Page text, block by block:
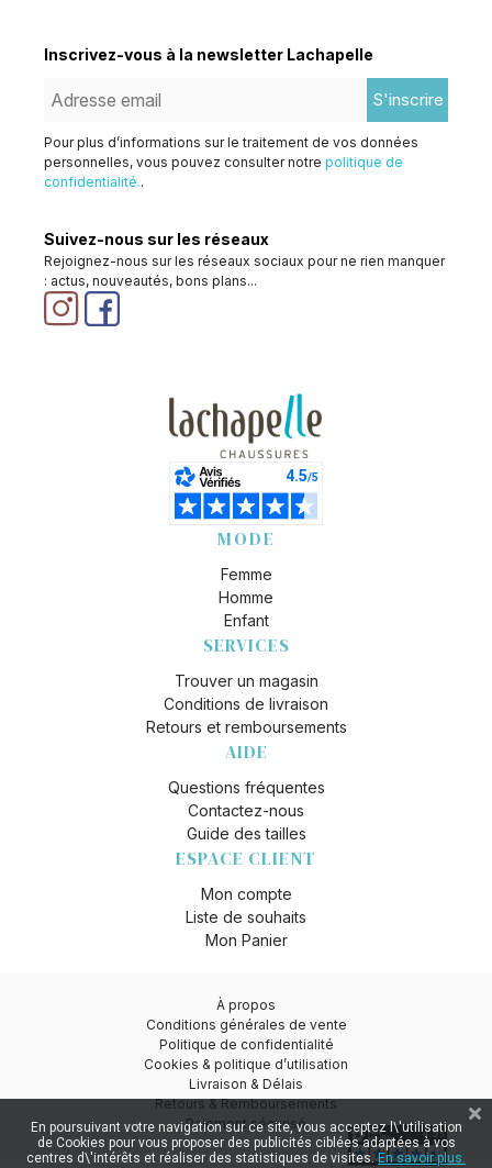
Inscrivez-vous à la newsletter Lachapelle
S'inscrire
Pour plus d’informations sur le traitement de vos données
personnelles, vous pouvez consulter notre politique de
confidentialité..
Suivez-nous sur les réseaux
Rejoignez-nous sur les réseaux sociaux pour ne rien manquer
: actus, nouveautés, bons plans...
MODE
Femme
Homme
Enfant
SERVICES
Trouver un magasin
Conditions de livraison
Retours et remboursements
AIDE
Questions fréquentes
Contactez-nous
Guide des tailles
ESPACE CLIENT
Mon compte
Liste de souhaits
Mon Panier
À propos
Conditions générales de vente
Politique de confidentialité
Cookies & politique d’utilisation
Livraison & Délais
Retours & Remboursements
Paiement sécurisé
En poursuivant votre navigation sur ce site, vous acceptez l\'utilisation
de Cookies pour vous proposer des publicités ciblées adaptées à vos
centres d\'intérêts et réaliser des statistiques de visites.En savoir plus.